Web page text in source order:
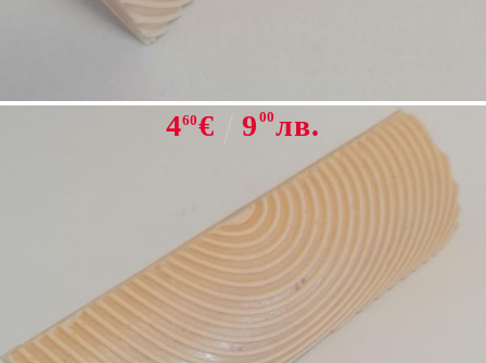
Гребен за Дървесна Шарка
460€ 9 00лв.
НАЛИЧЕН